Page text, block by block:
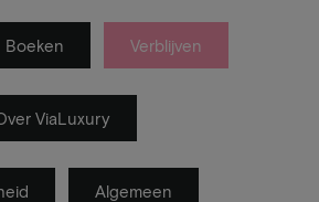
Boeken Verblijven
ViaLuxury
Algemeen